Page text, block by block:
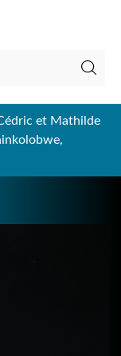
et Mathilde